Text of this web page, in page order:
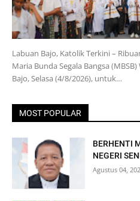
Labuan Bajo, Katolik Terkini –
Maria Bunda Segala Bangsa
Bajo, Selasa (4/8/2026), untuk…
MOST POPULAR
BERHENTI
NEGERI
Agustus 04,